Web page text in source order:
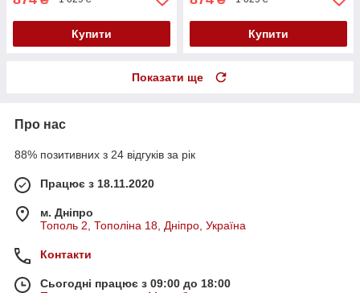
Купити Купити
Показати ще
Про нас
88% позитивних з 24 відгуків за рік
Працює з 18.11.2020
м. Дніпро
Тополь 2, Тополіна 18, Дніпро, Україна
Контакти
Сьогодні працює з 09:00 до 18:00